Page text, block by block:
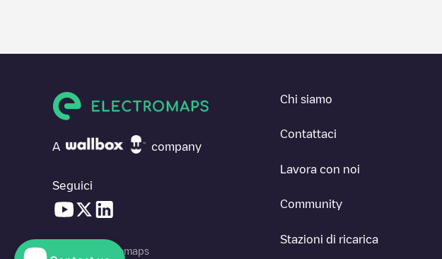
A company
Seguici
© 2026 Electromaps
Chi siamo
Contattaci
Lavora con noi
Community
Stazioni di ricarica